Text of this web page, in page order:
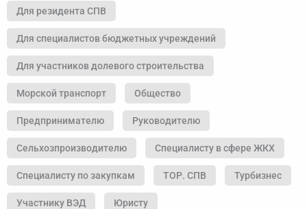
Для резидента СПВ
Для специалистов бюджетных учреждений
Для участников долевого строительства
Морской транспорт Общество
Предпринимателю Руководителю
Сельхозпроизводителю Специалисту в сфере ЖКХ
Специалисту по закупкам ТОР. СПВ Турбизнес
Участнику ВЭД Юристу